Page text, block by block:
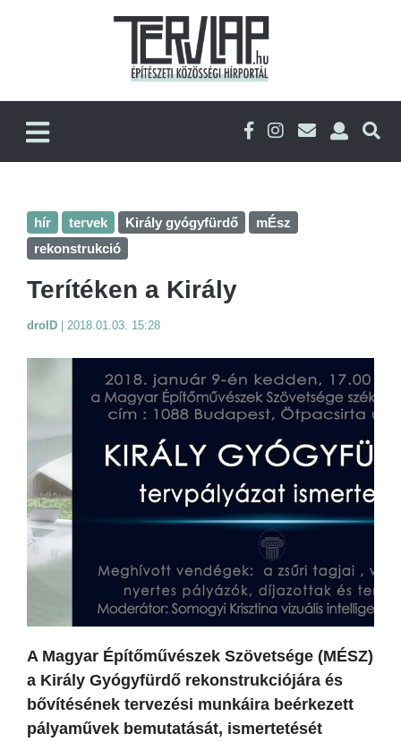
hír tervek Király gyógyfürdő
mÉsz
rekonstrukció
Terítéken a Király
droID 2018.01.03. 15:28
A Magyar Építőművészek Szövetsége (MÉSZ)
a Király Gyógyfürdő rekonstrukciójára és
bővítésének tervezési munkáira beérkezett
pályaművek bemutatását, ismertetését